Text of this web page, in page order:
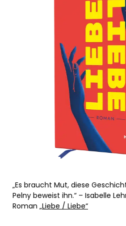
„Es braucht Mut, diese
Pelny beweist ihn.“ – Isabelle
Roman „Liebe / Liebe“